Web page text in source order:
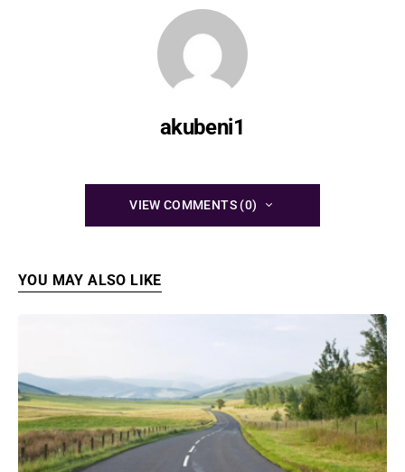
akubeni1
VIEW COMMENTS (0)
YOU MAY ALSO LIKE